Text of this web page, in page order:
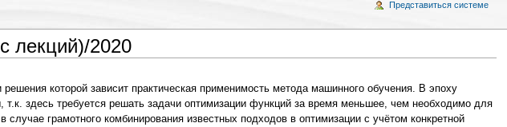
лекций)/2020
которой зависит практическая применимость метода машинного обучения. В эпоху
здесь требуется решать задачи оптимизации функций за время меньшее, чем необходимо для
грамотного комбинирования известных подходов в оптимизации с учётом конкретной
Представиться системе